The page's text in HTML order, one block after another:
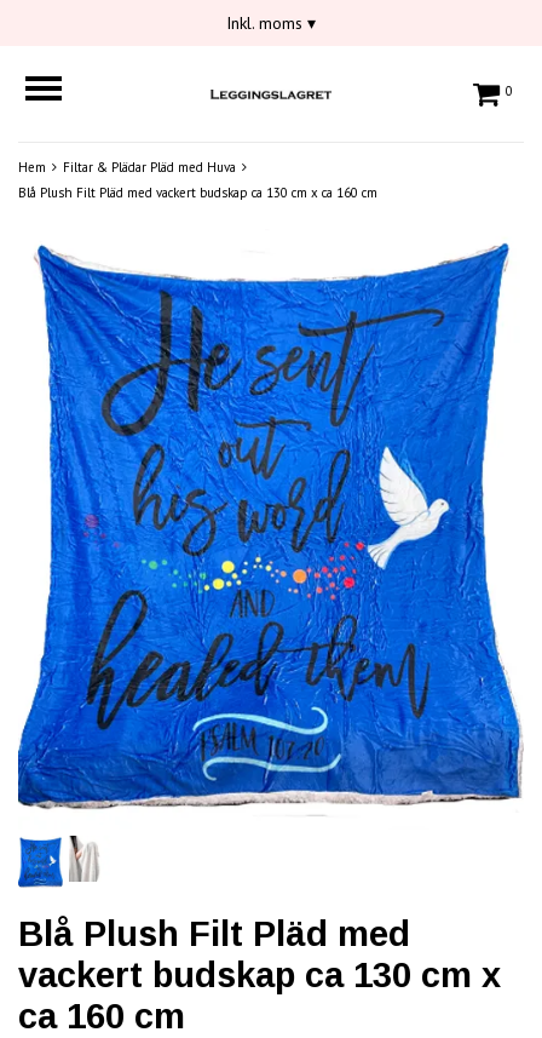
Inkl. moms ▾
0
Hem
Filtar & Plädar Pläd med Huva
Blå Plush Filt Pläd med vackert budskap ca 130 cm x ca 160 cm
Blå Plush Filt Pläd med
vackert budskap ca 130 cm x
ca 160 cm